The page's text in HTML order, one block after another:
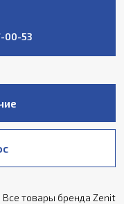
00-53
Все товары бренда Zenit